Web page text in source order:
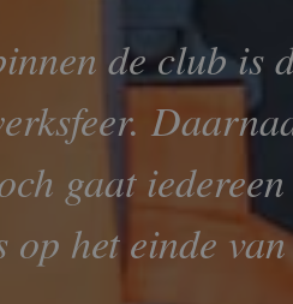
de club is
gaat
het einde